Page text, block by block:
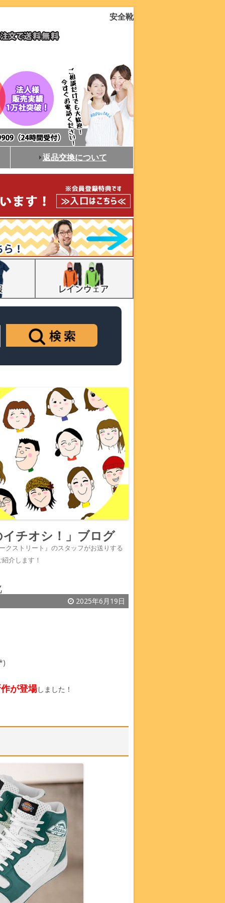
安全靴
返品交換について
チオシ！」ブログ
クストリート』のスタッフがお送りする
介します！
2025年6月19日
が登場しました！